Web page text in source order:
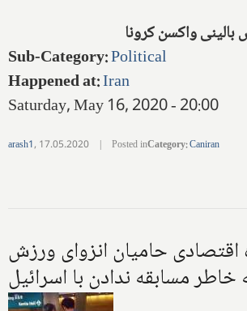
بالینی واکسن کرونا
Sub-Category:Political
Happened at:Iran
Saturday, May 16, 2020 - 20:00
arash1, 17.05.2020 | Posted inCategory:Caniran
اقتصادی حامیان انزوای ورزش
خاطر مسابقه ندادن با اسرائیل